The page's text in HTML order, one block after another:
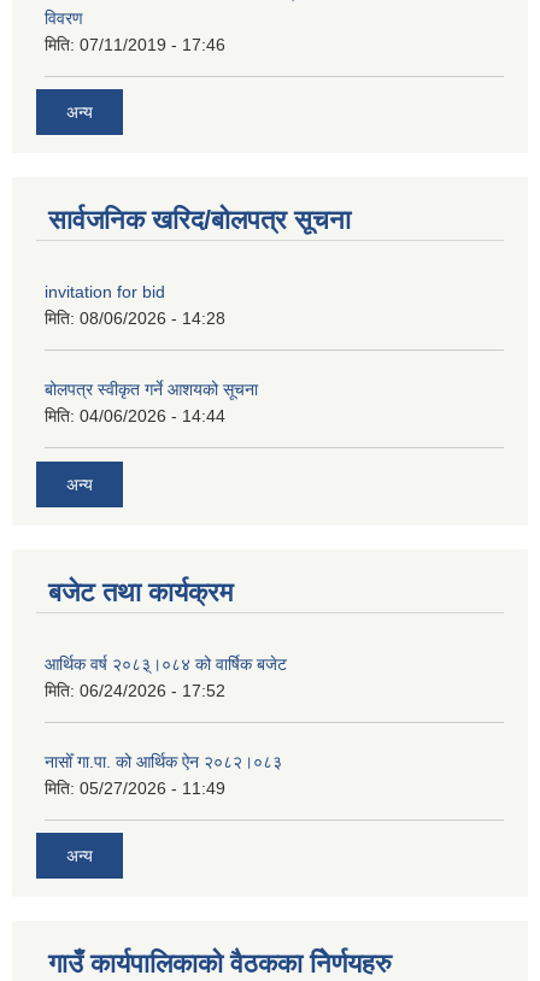
विवरण
मिति: 07/11/2019 - 17:46
अन्य
सार्वजनिक खरिद/बोलपत्र सूचना
invitation for bid
मिति: 08/06/2026 - 14:28
बोलपत्र स्वीकृत गर्ने आशयको सूचना
मिति: 04/06/2026 - 14:44
अन्य
बजेट तथा कार्यक्रम
आर्थिक वर्ष २०८३्।०८४ को वार्षिक बजेट
मिति: 06/24/2026 - 17:52
नासोँ गा.पा. को आर्थिक ऐन २०८२।०८३
मिति: 05/27/2026 - 11:49
अन्य
गाउँ कार्यपालिकाको वैठकका निेर्णयहरु